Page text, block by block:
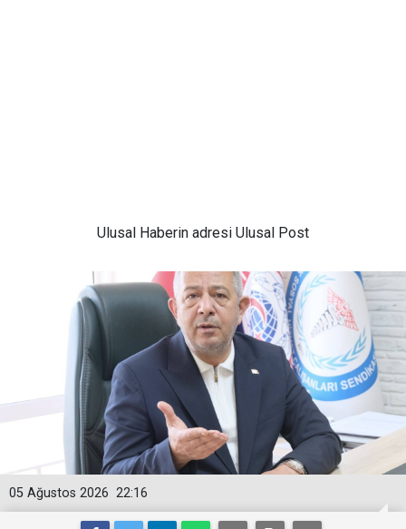
Ulusal Haberin adresi Ulusal Post
22:16
05 Ağustos 2026